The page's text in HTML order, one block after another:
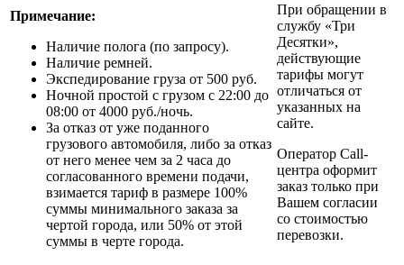
Примечание:
Наличие полога (по запросу).
Наличие ремней.
Экспедирование груза от 500 руб.
Ночной простой с грузом с 22:00 до
08:00 от 4000 руб./ночь.
За отказ от уже поданного
грузового автомобиля, либо за отказ
от него менее чем за 2 часа до
согласованного времени подачи,
взимается тариф в размере 100%
суммы минимального заказа за
чертой города, или 50% от этой
суммы в черте города.
При обращении в
службу «‎Три
Десятки»‎,
действующие
тарифы могут
отличаться от
указанных на
сайте.
Оператор Call-
центра оформит
заказ только при
Вашем согласии
со стоимостью
перевозки.